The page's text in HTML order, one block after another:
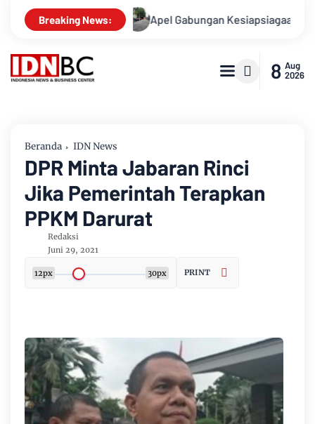
Breaking News:
Apel Gabungan Kesiapsiagaan Untuk
8 Aug
2026
Beranda IDN News
DPR Minta Jabaran Rinci
Jika Pemerintah Terapkan
PPKM Darurat
Redaksi
Juni 29, 2021
12px 30px PRINT